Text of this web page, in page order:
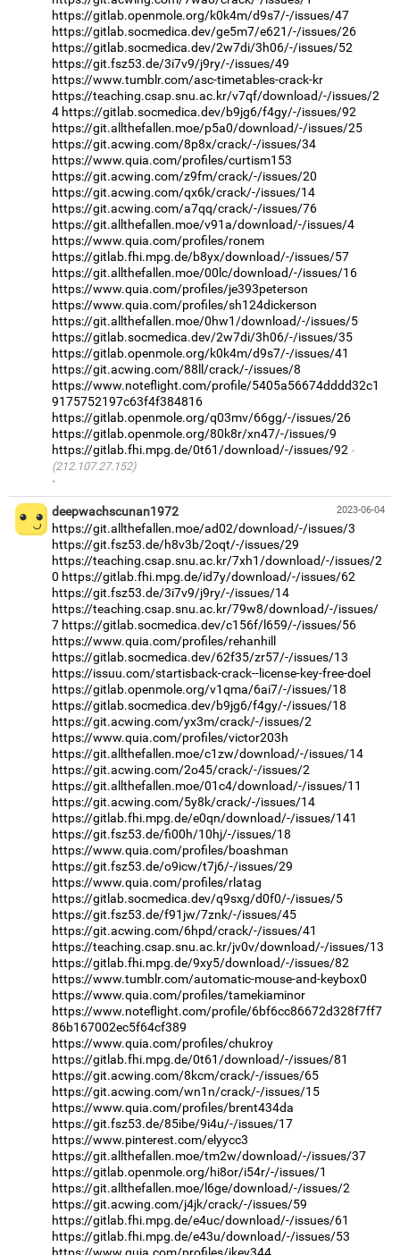
https://gitlab.openmole.org/k0k4m/d9s7/-/issues/47
https://gitlab.socmedica.dev/ge5m7/e621/-/issues/26
https://gitlab.socmedica.dev/2w7di/3h06/-/issues/52
https://git.fsz53.de/3i7v9/j9ry/-/issues/49
https://www.tumblr.com/asc-timetables-crack-kr
https://teaching.csap.snu.ac.kr/v7qf/download/-/issues/2
4 https://gitlab.socmedica.dev/b9jg6/f4gy/-/issues/92
https://git.allthefallen.moe/p5a0/download/-/issues/25
https://git.acwing.com/8p8x/crack/-/issues/34
https://www.quia.com/profiles/curtism153
https://git.acwing.com/z9fm/crack/-/issues/20
https://git.acwing.com/qx6k/crack/-/issues/14
https://git.acwing.com/a7qq/crack/-/issues/76
https://git.allthefallen.moe/v91a/download/-/issues/4
https://www.quia.com/profiles/ronem
https://gitlab.fhi.mpg.de/b8yx/download/-/issues/57
https://git.allthefallen.moe/00lc/download/-/issues/16
https://www.quia.com/profiles/je393peterson
https://www.quia.com/profiles/sh124dickerson
https://git.allthefallen.moe/0hw1/download/-/issues/5
https://gitlab.socmedica.dev/2w7di/3h06/-/issues/35
https://gitlab.openmole.org/k0k4m/d9s7/-/issues/41
https://git.acwing.com/88ll/crack/-/issues/8
https://www.noteflight.com/profile/5405a56674dddd32c1
9175752197c63f4f384816
https://gitlab.openmole.org/q03mv/66gg/-/issues/26
https://gitlab.openmole.org/80k8r/xn47/-/issues/9
https://gitlab.fhi.mpg.de/0t61/download/-/issues/92
(212.107.27.152)
·
2023-06-04
deepwachscunan1972
https://git.allthefallen.moe/ad02/download/-/issues/3
https://git.fsz53.de/h8v3b/2oqt/-/issues/29
https://teaching.csap.snu.ac.kr/7xh1/download/-/issues/2
0 https://gitlab.fhi.mpg.de/id7y/download/-/issues/62
https://git.fsz53.de/3i7v9/j9ry/-/issues/14
https://teaching.csap.snu.ac.kr/79w8/download/-/issues/
7 https://gitlab.socmedica.dev/c156f/l659/-/issues/56
https://www.quia.com/profiles/rehanhill
https://gitlab.socmedica.dev/62f35/zr57/-/issues/13
https://issuu.com/startisback-crack--license-key-free-doel
https://gitlab.openmole.org/v1qma/6ai7/-/issues/18
https://gitlab.socmedica.dev/b9jg6/f4gy/-/issues/18
https://git.acwing.com/yx3m/crack/-/issues/2
https://www.quia.com/profiles/victor203h
https://git.allthefallen.moe/c1zw/download/-/issues/14
https://git.acwing.com/2o45/crack/-/issues/2
https://git.allthefallen.moe/01c4/download/-/issues/11
https://git.acwing.com/5y8k/crack/-/issues/14
https://gitlab.fhi.mpg.de/e0qn/download/-/issues/141
https://git.fsz53.de/fi00h/10hj/-/issues/18
https://www.quia.com/profiles/boashman
https://git.fsz53.de/o9icw/t7j6/-/issues/29
https://www.quia.com/profiles/rlatag
https://gitlab.socmedica.dev/q9sxg/d0f0/-/issues/5
https://git.fsz53.de/f91jw/7znk/-/issues/45
https://git.acwing.com/6hpd/crack/-/issues/41
https://teaching.csap.snu.ac.kr/jv0v/download/-/issues/13
https://gitlab.fhi.mpg.de/9xy5/download/-/issues/82
https://www.tumblr.com/automatic-mouse-and-keybox0
https://www.quia.com/profiles/tamekiaminor
https://www.noteflight.com/profile/6bf6cc86672d328f7ff7
86b167002ec5f64cf389
https://www.quia.com/profiles/chukroy
https://gitlab.fhi.mpg.de/0t61/download/-/issues/81
https://git.acwing.com/8kcm/crack/-/issues/65
https://git.acwing.com/wn1n/crack/-/issues/15
https://www.quia.com/profiles/brent434da
https://git.fsz53.de/85ibe/9i4u/-/issues/17
https://www.pinterest.com/elyycc3
https://git.allthefallen.moe/tm2w/download/-/issues/37
https://gitlab.openmole.org/hi8or/i54r/-/issues/1
https://git.allthefallen.moe/l6ge/download/-/issues/2
https://git.acwing.com/j4jk/crack/-/issues/59
https://gitlab.fhi.mpg.de/e4uc/download/-/issues/61
https://gitlab.fhi.mpg.de/e43u/download/-/issues/53
https://www.quia.com/profiles/jkey344